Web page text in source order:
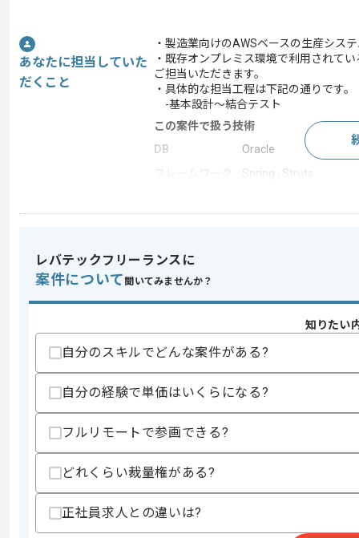
あなたに担当していた
だくこと
・製造業向けのAWSベースの生産シス
・既存オンプレミス環境で利用されて
ご担当いただきます。
・具体的な担当工程は下記の通りです。
-基本設計～結合テスト
この案件で扱う技術
DB
Oracle
Spring , Struts
スキル
求めるスキル
・Java（Spring Boot）を用いた開発経
・詳細設計～単体テストまでの経験
・生産管理システムの開発経験
歓迎スキル
・WebAPIの開発経験
・WBS、報告書作成、チームリードの
精算条件
有
レバテックフリーランスに
案件について 聞いてみませんか？
知りたい
自分のスキルでどんな案件がある?
自分の経験で単価はいくらになる?
フルリモートで参画できる?
どれくらい裁量権がある?
正社員求人との違いは?